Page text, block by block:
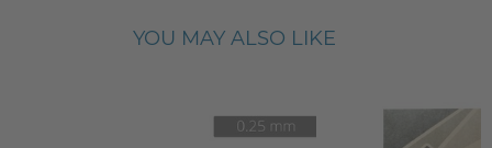
YOU MAY ALSO LIKE